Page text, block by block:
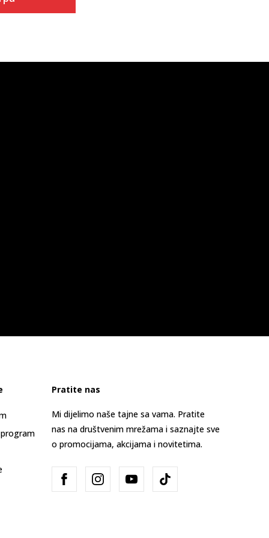
Pratite nas
Mi dijelimo naše tajne sa vama. Pratite
nas na društvenim mrežama i saznajte sve
o promocijama, akcijama i novitetima.